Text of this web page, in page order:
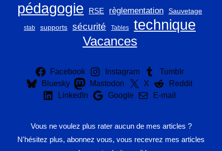
pédagogie RSE règlementation Sauvetage
stab supports sécurité Tables technique
Vacances
Facebook Instagram
Tumblr
Bluesky
Mastodon X
Reddit
LinkedIn
Google E-mail
Vous ne voulez plus rater aucun de mes articles ?
N'hésitez plus, abonnez vous, vous recevrez mes articles